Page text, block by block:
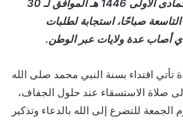
الاستسقاء يوم السبت 28 جمادى الأولى 1446 هـ الموافق لـ 30
التاسعة صباحًا، استجابة لطلبات
أصاب عدة ولايات عبر الوطن.
تأتي اقتداء بسنة النبي محمد صلى الله
صلاة الاستسقاء عند حلول الجفاف،
للتضرع إلى الله بالدعاء وتذكير